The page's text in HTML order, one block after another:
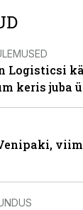
Logisticsi
keris juba